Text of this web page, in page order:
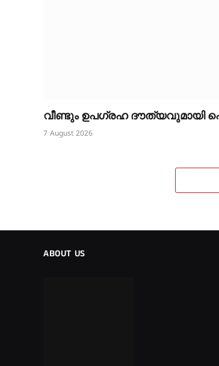
വീണ്ടും ഉപഗ്രഹ ദൗത്യവുമായി
7 August 2026
ABOUT US